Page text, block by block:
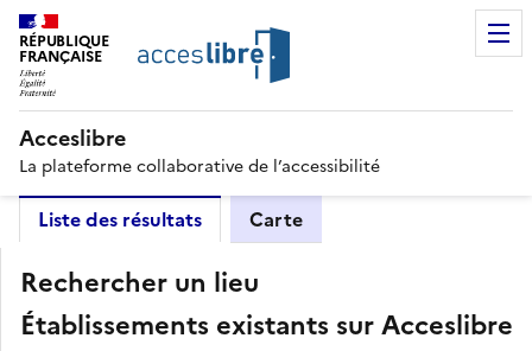
RÉPUBLIQUE
FRANÇAISE
Acceslibre
La plateforme collaborative de l’accessibilité
Liste des résultats Carte
Rechercher un lieu
Établissements existants sur Acceslibre